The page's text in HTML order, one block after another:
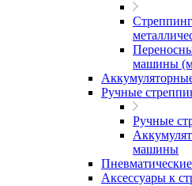
машины
Ручные
Ручные
машины
Аксессуары к